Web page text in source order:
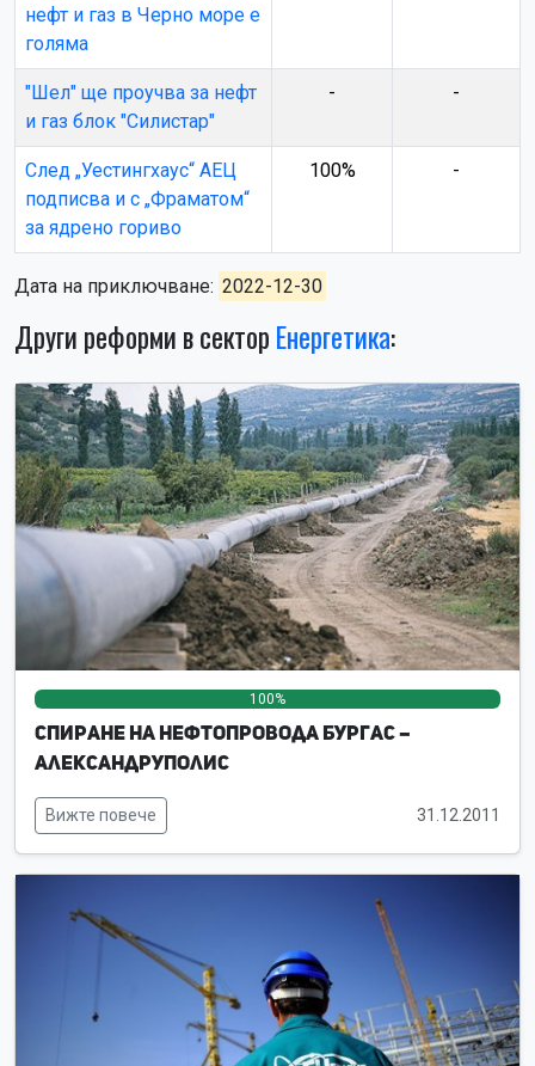
нефт и газ в Черно море е
голяма
"Шел" ще проучва за нефт
и газ блок "Силистар"
- -
След „Уестингхаус“ АЕЦ
подписва и с „Фраматом“
за ядрено гориво
100% -
Дата на приключване: 2022-12-30
Други реформи в сектор Енергетика:
100%
Спиране на нефтопровода Бургас –
Александруполис
Вижте повече 31.12.2011